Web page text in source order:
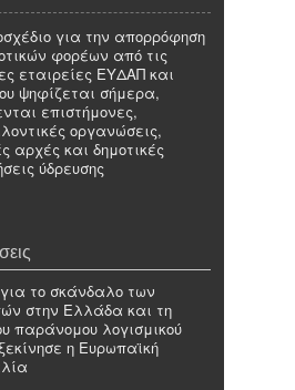
για την απορρόφηση
φορέων από τις
εταιρείες ΕΥΔΑΠ και
ψηφίζεται σήμερα,
επιστήμονες,
οργανώσεις,
αρχές και δημοτικές
ύδρευσης
το σκάνδαλο των
στην Ελλάδα και τη
παράνομου λογισμικού
η Ευρωπαϊκή